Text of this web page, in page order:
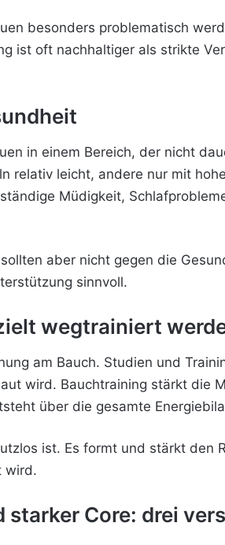
besonders problematisch
ist oft nachhaltiger als strikte
in einem Bereich, der nicht
relativ leicht, andere nur mit
Müdigkeit,
aber nicht gegen die
sinnvoll.
wegtrainiert
am Bauch. Studien und
wird. Bauchtraining stärkt die
über die gesamte
ist. Es formt und stärkt den
wird.
Core: drei